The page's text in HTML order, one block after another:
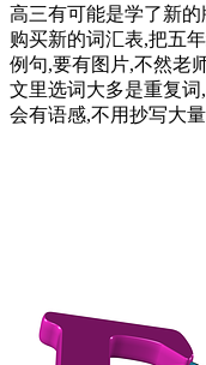
高三有可能是学了新
购买新的词汇表,把五
例句,要有图片,不然老
文里选词大多是重复
会有语感,不用抄写大